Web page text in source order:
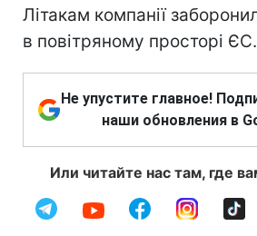
Літакам компанії
в повітряному просторі ЄС.
Не упустите главное!
наши обновления в
Или читайте нас там, где